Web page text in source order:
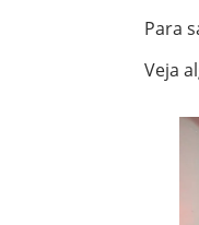
Para
Veja